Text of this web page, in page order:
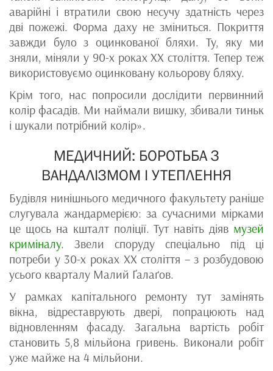
аварійні і втратили свою несучу здатність через
дві пожежі. Форма даху не зміниться. Покриття
завжди було з оцинкованої бляхи. Ту, яку ми
зняли, міняли у 90-х роках ХХ століття. Тепер теж
використовуємо оцинковану кольорову бляху.
Крім того, нас попросили дослідити первинний
колір фасадів. Ми наймали вишку, збивали тиньк
і шукали потрібний колір».
МЕДИЧНИЙ: БОРОТЬБА З
ВАНДАЛІЗМОМ І УТЕПЛЕННЯ
Будівля нинішнього медичного факультету раніше
слугувала жандармерією: за сучасними мірками
це щось на кшталт поліції. Тут навіть діяв музей
криміналу. Звели споруду спеціально під ці
потреби у 30-х роках ХХ століття – з розбудовою
усього кварталу Малий Ґалаґов.
У рамках капітального ремонту тут замінять
вікна, відреставрують двері, попрацюють над
відновленням фасаду. Загальна вартість робіт
становить 5,8 мільйона гривень. Виконали робіт
уже майже на 4 мільйони.